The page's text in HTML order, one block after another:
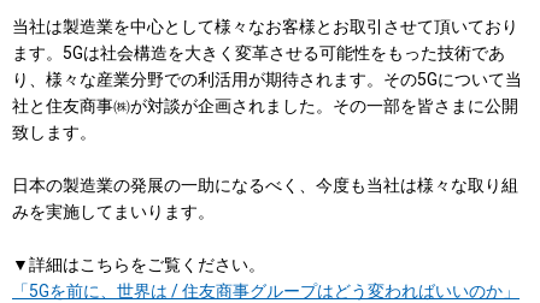
当社は製造業を中心として様々なお客様とお取引させて頂いており
ます。5Gは社会構造を大きく変革させる可能性をもった技術であ
り、様々な産業分野での利活用が期待されます。その5Gについて当
社と住友商事㈱が対談が企画されました。その一部を皆さまに公開
致します。
日本の製造業の発展の一助になるべく、今度も当社は様々な取り組
みを実施してまいります。
▼詳細はこちらをご覧ください。
「5Gを前に、世界は / 住友商事グループはどう変わればいいのか」